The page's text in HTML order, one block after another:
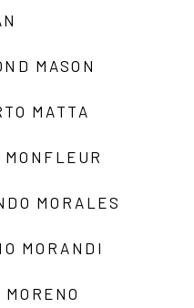
MASON
MATTA
MORALES
MORANDI